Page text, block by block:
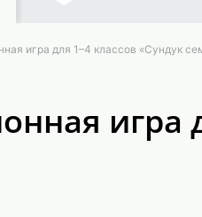
игра для 1–4 классов «Сундук